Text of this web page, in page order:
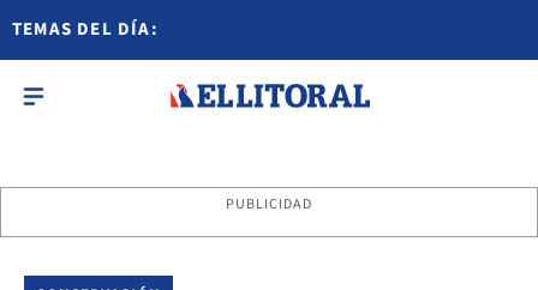
TEMAS DEL DÍA:
PUBLICIDAD